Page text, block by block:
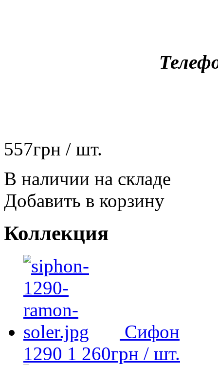
557грн / шт.
В наличии на складе
Добавить в корзину
Коллекция
Сифон
1290 1 260грн / шт.